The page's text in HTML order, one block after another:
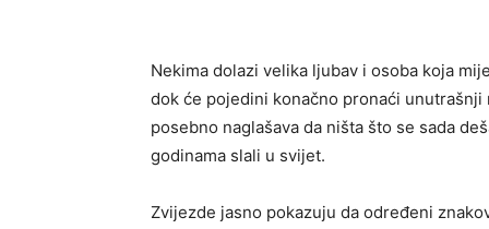
Nekima dolazi velika ljubav i osoba koja
dok će pojedini konačno pronaći
posebno naglašava da ništa što se sada
godinama slali u svijet.
Zvijezde jasno pokazuju da određeni